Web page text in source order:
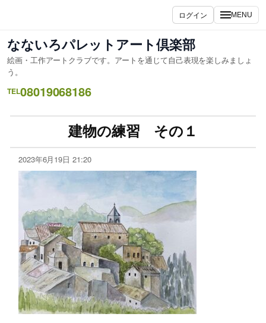
ログイン MENU
なないろパレットアート倶楽部
絵画・工作アートクラブです。アートを通じて自己表現を楽しみましょ
う。
TEL08019068186
建物の練習 その１
2023年6月19日 21:20